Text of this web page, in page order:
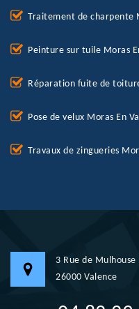
Traitement de charpente
Peinture sur tuile Moras
Réparation fuite de
Pose de velux Moras En
Travaux de zingueries
3 Rue de Mulhouse
26000 Valence